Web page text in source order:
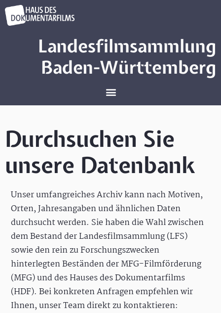
Landesfilmsammlung
Baden-Württemberg
Durchsuchen Sie
unsere Datenbank
Unser umfangreiches Archiv kann nach Motiven,
Orten, Jahresangaben und ähnlichen Daten
durchsucht werden. Sie haben die Wahl zwischen
dem Bestand der Landesfilmsammlung (LFS)
sowie den rein zu Forschungszwecken
hinterlegten Beständen der MFG-Filmförderung
(MFG) und des Hauses des Dokumentarfilms
(HDF). Bei konkreten Anfragen empfehlen wir
Ihnen, unser Team direkt zu kontaktieren: